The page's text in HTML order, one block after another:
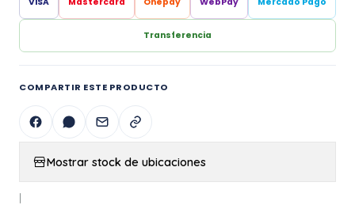
Transferencia
COMPARTIR ESTE PRODUCTO
Mostrar stock de ubicaciones
|